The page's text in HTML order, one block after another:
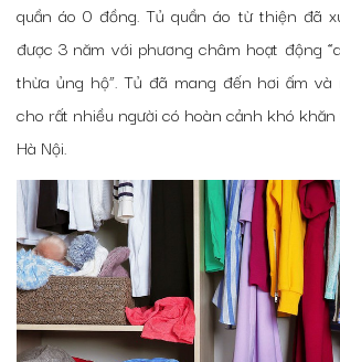
quần áo 0 đồng.Tủ quần áo từ thiện đã
được 3 năm với phương châm hoạt động
thừa ủng hộ”. Tủ đã mang đến hơi ấm
cho rất nhiều người có hoàn cảnh khó
Hà Nội.